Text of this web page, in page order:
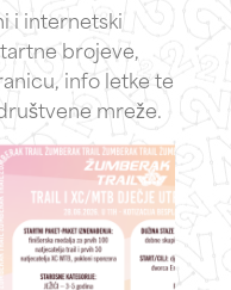
i internetski
brojeve,
info letke te
mreže.